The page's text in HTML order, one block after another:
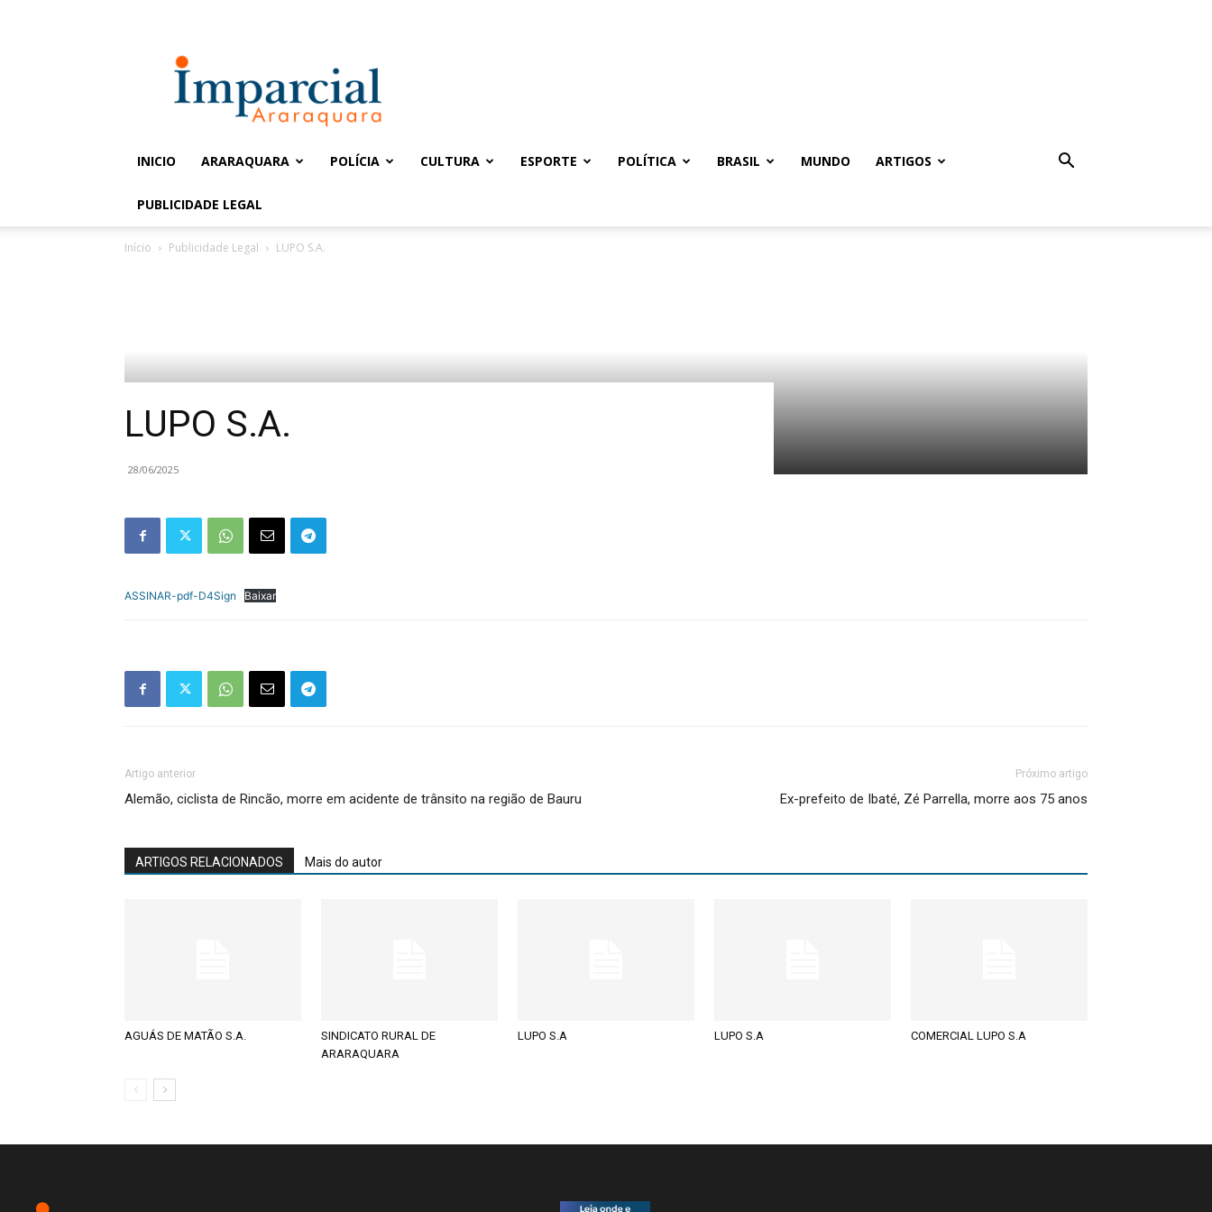
Imparcial
INICIO ARARAQUARA POLÍCIA CULTURA ESPORTE POLÍTICA BRASIL MUNDO ARTIGOS
PUBLICIDADE LEGAL
Início Publicidade Legal LUPO S.A.
LUPO S.A.
28/06/2025
ASSINAR-pdf-D4Sign Baixar
Artigo anterior
Alemão, ciclista de Rincão, morre em acidente de trânsito na região de Bauru
Próximo artigo
Ex-prefeito de Ibaté, Zé Parrella, morre aos 75 anos
ARTIGOS RELACIONADOS Mais do autor
AGUÁS DE MATÃO S.A.
SINDICATO RURAL DE
ARARAQUARA
LUPO S.A LUPO S.A COMERCIAL LUPO S.A